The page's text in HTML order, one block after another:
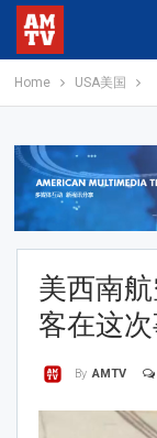
Home USA美国
美西南
客在这
By AMTV